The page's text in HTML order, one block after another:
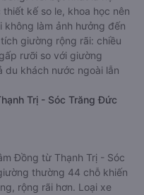
kế so le, khoa học nên
làm ảnh hưởng đến
giường rộng rãi: chiều
rưỡi so với giường
du khách nước ngoài lẫn
Trị - Sóc Trăng Đức
Đồng từ Thạnh Trị - Sóc
thường 44 chỗ khiến
rộng rãi hơn. Loại xe